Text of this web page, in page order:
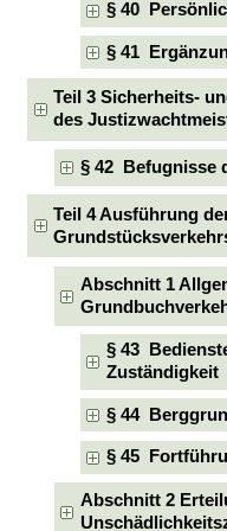
§ 40
§ 41
Teil 3 Sicherheits-
des
§ 42 Befugnisse
Teil 4 Ausführung
Abschnitt 1
§ 43
Zuständigkeit
§ 44
§ 45
Abschnitt 2